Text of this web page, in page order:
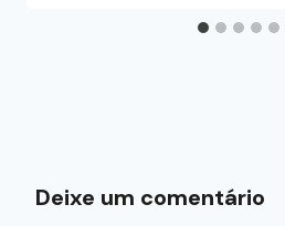
Deixe um comentário